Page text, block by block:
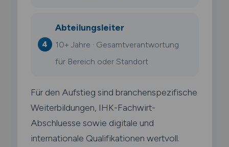
Abteilungsleiter
10+ Jahre · Gesamtverantwortung
für Bereich oder Standort
Für den Aufstieg sind branchenspezifische
Weiterbildungen, IHK-Fachwirt-
Abschluesse sowie digitale und
internationale Qualifikationen wertvoll.